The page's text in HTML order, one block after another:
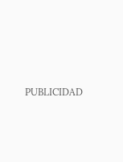
PUBLICIDAD